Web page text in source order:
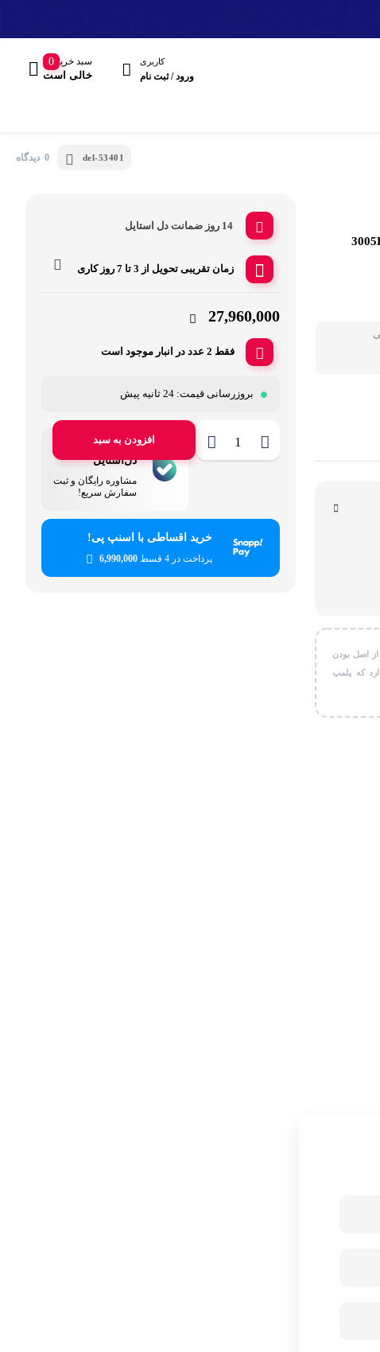
کاربری
ورود / ثبت نام
سبد خرید
خالی است
0
هوشمند
del-53401 0 دیدگاه
اصل بودن
که پلمپ
14 روز ضمانت دل استایل
زمان تقریبی تحویل از 3 تا 7 روز کاری
27,960,000
فقط 2 عدد در انبار موجود است
بروزرسانی قیمت: 24 ثانیه پیش
افزودن به سبد
پشتیبانی
دل‌استایل
مشاوره رایگان و ثبت
سفارش سریع!
خرید اقساطی با اسنپ پی!
پرداخت در 4 قسط 6,990,000